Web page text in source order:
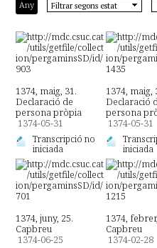
1374, maig, 31.
Declaració de
persona pròpia
1374-05-31
Transcripció no
iniciada
1374, maig,
Declaració
persona
1374-05-31
iniciada
1374, juny, 25.
Capbreu
1374-06-25
1374,
Capbreu
1374-02-28